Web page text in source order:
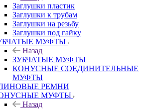
Заглушки пластик
Заглушки к трубам
Заглушки на резьбу
Заглушки под гайку
МУФТЫ
Назад
ЗУБЧАТЫЕ МУФТЫ
КОНУСНЫЕ СОЕДИНИТЕЛЬНЫЕ
МУФТЫ
РЕМНИ
МУФТЫ
Назад